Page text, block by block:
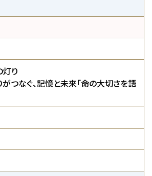
灯り
つなぐ、記憶と未来「命の大切さを語